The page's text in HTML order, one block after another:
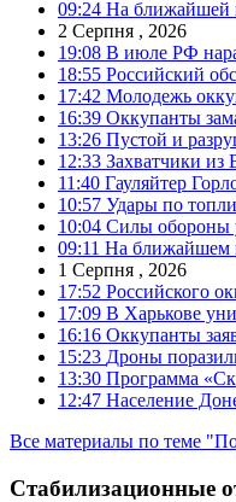
09:24 На ближайшей
2 Серпня , 2026
19:08 В июле РФ
18:55 Российский
17:42 Молодежь
16:39 Оккупанты
13:26 Пустой и
12:33 Захватчики
11:40 Гауляйтер
10:57 Удары по
10:04 Силы обороны
09:11 На ближайшем
1 Серпня , 2026
17:52 Российского
17:09 В Харькове
16:16 Оккупанты
15:23 Дроны
13:30 Программа
12:47 Население
Все материалы по теме
Стабилизационные